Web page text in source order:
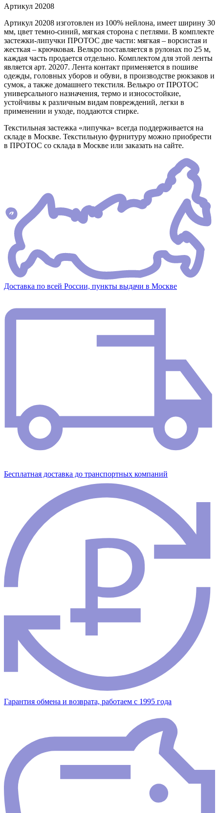
Артикул 20208
Артикул 20208 изготовлен из 100% нейлона, имеет ширину 30
мм, цвет темно-синий, мягкая сторона с петлями. В комплекте
застежки-липучки ПРОТОС две части: мягкая – ворсистая и
жесткая – крючковая. Велкро поставляется в рулонах по 25 м,
каждая часть продается отдельно. Комплектом для этой ленты
является арт. 20207. Лента контакт применяется в пошиве
одежды, головных уборов и обуви, в производстве рюкзаков и
сумок, а также домашнего текстиля. Велькро от ПРОТОС
универсального назначения, термо и износостойкие,
устойчивы к различным видам повреждений, легки в
применении и уходе, поддаются стирке.
Текстильная застежка «липучка» всегда поддерживается на
складе в Москве. Текстильную фурнитуру можно приобрести
в ПРОТОС со склада в Москве или заказать на сайте.
Доставка по всей России, пункты выдачи в Москве
Бесплатная доставка до транспортных компаний
Гарантия обмена и возврата, работаем с 1995 года